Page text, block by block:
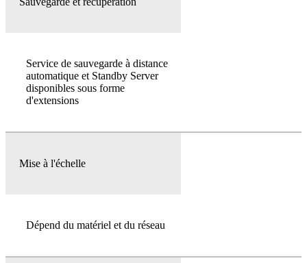
Service de sauvegarde à distance
automatique et Standby Server
disponibles sous forme
d'extensions
Mise à l'échelle
Dépend du matériel et du réseau